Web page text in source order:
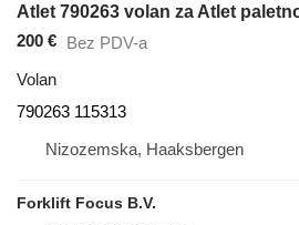
Atlet 790263 volan za Atlet
200 € Bez PDV-a
Volan
790263 115313
Nizozemska, Haaksbergen
Forklift Focus B.V.